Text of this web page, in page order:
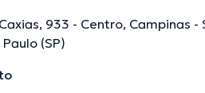
equipe do doctoranytime, baseada em
933 - Centro, Campinas -
(SP)